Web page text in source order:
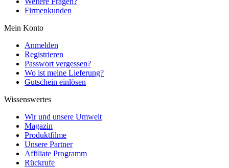
Firmenkunden
Mein Konto
Anmelden
Registrieren
Passwort vergessen?
Wo ist meine Lieferung?
Gutschein einlösen
Wissenswertes
Wir und unsere Umwelt
Magazin
Produktfilme
Unsere Partner
Affiliate Programm
Rückrufe